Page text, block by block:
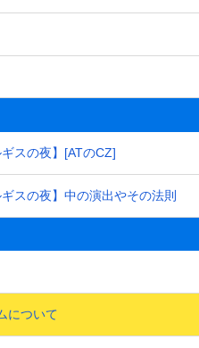
スの夜】[ATのCZ]
スの夜】中の演出やその法則
について